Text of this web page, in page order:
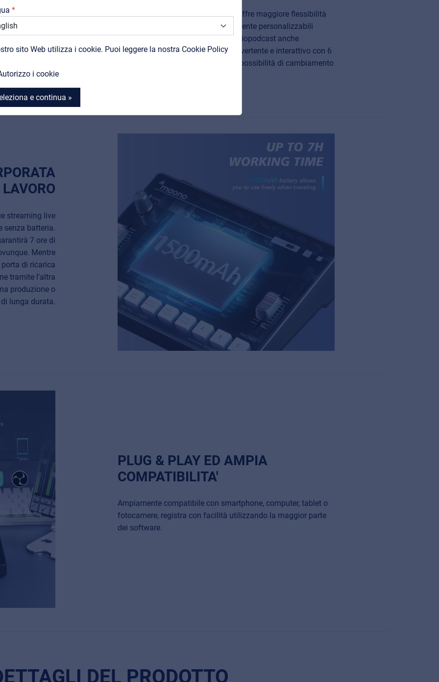
sito Web utilizza i cookie. Puoi leggere la nostra Cookie Policy
i cookie
e continua »
Support
Contatti
MyFrenex
Il collegamento wireless Bluetooth offre maggiore flessibilità
agli utenti. I 3 pad audio completamente personalizzabili
contribuiscono alla unicità del propriopodcast anche
coinvolgendo il pubblico in modo divertente e interattivo con 6
scene di riverbero preimpostate e 4 possibilità di cambiamento
streaming live
senza batteria.
7 ore di
Mentre
di ricarica
tramite l'altra
produzione o
lunga durata.
PLUG & PLAY ED AMPIA
COMPATIBILITA'
Ampiamente compatibile con smartphone, computer, tablet o
fotocamere, registra con facilità utilizzando la maggior parte
dei software.
DEL PRODOTTO